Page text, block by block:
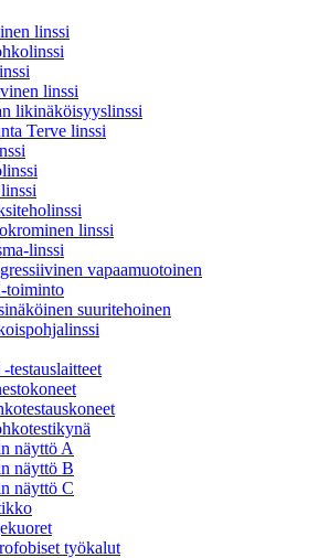
linssi
linssi
likinäköisyyslinssi
Terve linssi
linssi
linssi
vapaamuotoinen
toiminto
suuritehoinen
-testauslaitteet
näyttö A
näyttö B
näyttö C
työkalut